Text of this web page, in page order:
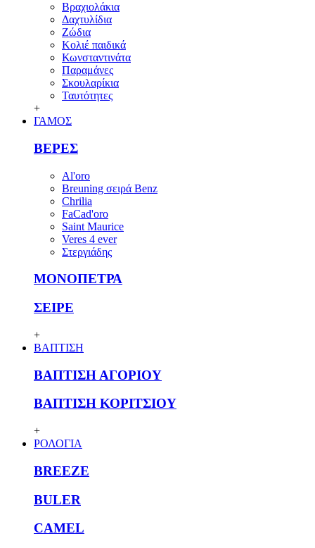
Βραχιολάκια
Δαχτυλίδια
Ζώδια
Κολιέ παιδικά
Κωνσταντινάτα
Παραμάνες
Σκουλαρίκια
Ταυτότητες
+
ΓΑΜΟΣ
ΒΕΡΕΣ
Al'oro
Breuning σειρά Benz
Chrilia
FaCad'oro
Saint Maurice
Veres 4 ever
Στεργιάδης
ΜΟΝΟΠΕΤΡΑ
ΣΕΙΡΕ
+
ΒΑΠΤΙΣΗ
ΒΑΠΤΙΣΗ ΑΓΟΡΙΟΥ
ΒΑΠΤΙΣΗ ΚΟΡΙΤΣΙΟΥ
+
ΡΟΛΟΓΙΑ
BREEZE
BULER
CAMEL